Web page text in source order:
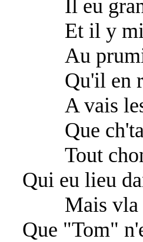
Il eu grand
Et il y
Au
Qu'il en
A vais les
Que ch'tai
Tout
Qui eu lieu
Mais vla
Que "Tom"